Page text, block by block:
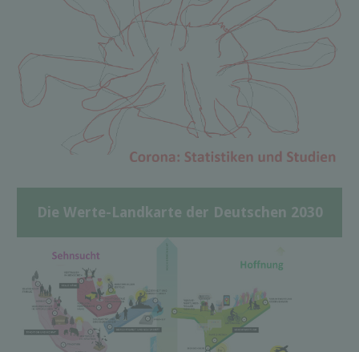
Die Werte-Landkarte der Deutschen 2030